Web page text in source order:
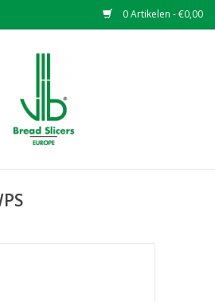
0 Artikelen - €0,00